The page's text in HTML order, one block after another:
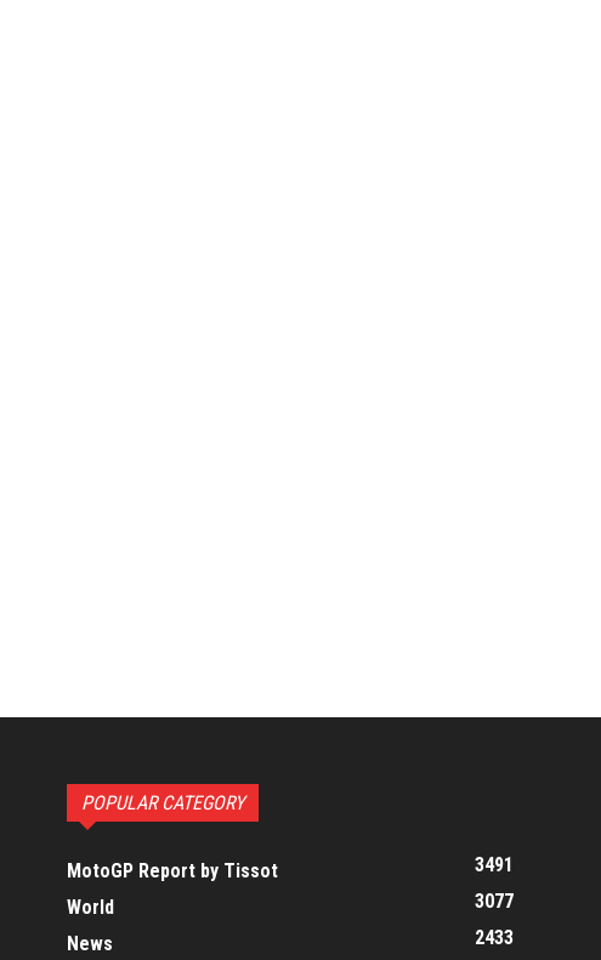
POPULAR CATEGORY
MotoGP Report by Tissot
3491
World
3077
News
2433